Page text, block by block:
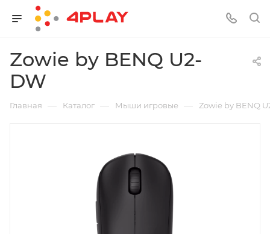
Zowie by BENQ U2-
DW
Главная — Каталог — Мыши игровые — Zowie by BENQ